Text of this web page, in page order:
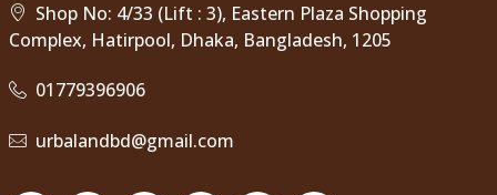
Shop No: 4/33 (Lift : 3), Eastern Plaza Shopping
Complex, Hatirpool, Dhaka, Bangladesh, 1205
01779396906
urbalandbd@gmail.com